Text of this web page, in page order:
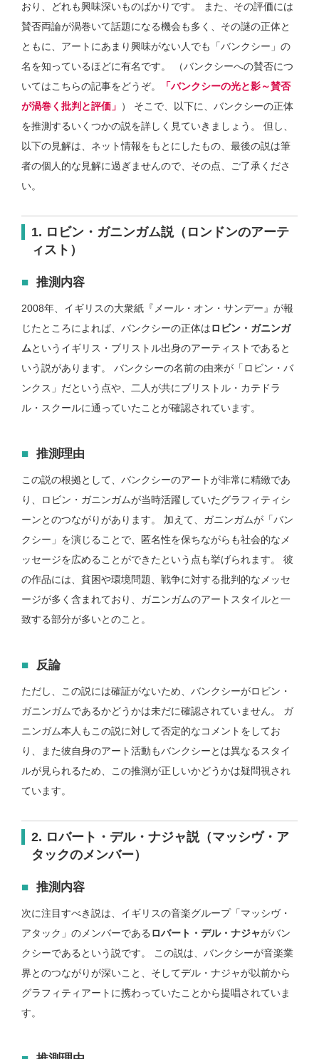
おり、どれも興味深いものばかりです。 また、その評価には
賛否両論が渦巻いて話題になる機会も多く、その謎の正体と
ともに、アートにあまり興味がない人でも「バンクシー」の
名を知っているほどに有名です。 （バンクシーへの賛否につ
いてはこちらの記事をどうぞ。
「バンクシーの光と影～賛否
が渦巻く批判と評価」 ） そこで、以下に、バンクシーの正体
を推測するいくつかの説を詳しく見ていきましょう。 但し、
以下の見解は、ネット情報をもとにしたもの、最後の説は筆
者の個人的な見解に過ぎませんので、その点、ご了承くださ
い。
1. ロビン・ガニンガム説（ロンドンのアーテ
ィスト）
推測内容
2008年、イギリスの大衆紙『メール・オン・サンデー』が報
じたところによれば、バンクシーの正体はロビン・ガニンガ
ムというイギリス・ブリストル出身のアーティストであると
いう説があります。 バンクシーの名前の由来が「ロビン・バ
ンクス」だという点や、二人が共にブリストル・カテドラ
ル・スクールに通っていたことが確認されています。
推測理由
この説の根拠として、バンクシーのアートが非常に精緻であ
り、ロビン・ガニンガムが当時活躍していたグラフィティシ
ーンとのつながりがあります。 加えて、ガニンガムが「バン
クシー」を演じることで、匿名性を保ちながらも社会的なメ
ッセージを広めることができたという点も挙げられます。 彼
の作品には、貧困や環境問題、戦争に対する批判的なメッセ
ージが多く含まれており、ガニンガムのアートスタイルと一
致する部分が多いとのこと。
反論
ただし、この説には確証がないため、バンクシーがロビン・
ガニンガムであるかどうかは未だに確認されていません。 ガ
ニンガム本人もこの説に対して否定的なコメントをしてお
り、また彼自身のアート活動もバンクシーとは異なるスタイ
ルが見られるため、この推測が正しいかどうかは疑問視され
ています。
2. ロバート・デル・ナジャ説（マッシヴ・ア
タックのメンバー）
推測内容
次に注目すべき説は、イギリスの音楽グループ「マッシヴ・
アタック」のメンバーである ロバート・デル・ナジャがバン
クシーであるという説です。 この説は、バンクシーが音楽業
界とのつながりが深いこと、そしてデル・ナジャが以前から
グラフィティアートに携わっていたことから提唱されていま
す。